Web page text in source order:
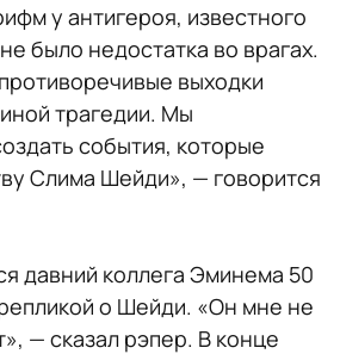
у антигероя, известного
было недостатка во врагах.
выходки
трагедии. Мы
события, которые
Слима Шейди», — говорится
давний коллега Эминема 50
о Шейди. «Он мне не
— сказал рэпер. В конце